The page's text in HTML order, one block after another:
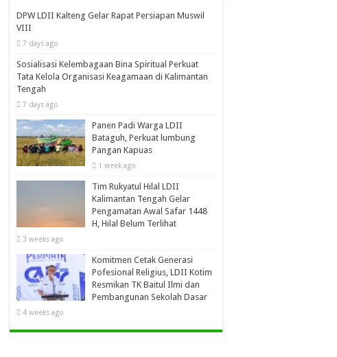
DPW LDII Kalteng Gelar Rapat Persiapan Muswil
VIII
7 days ago
Sosialisasi Kelembagaan Bina Spiritual Perkuat
Tata Kelola Organisasi Keagamaan di Kalimantan
Tengah
7 days ago
Panen Padi Warga LDII
Bataguh, Perkuat lumbung
Pangan Kapuas
1 week ago
Tim Rukyatul Hilal LDII
Kalimantan Tengah Gelar
Pengamatan Awal Safar 1448
H, Hilal Belum Terlihat
3 weeks ago
Komitmen Cetak Generasi
Pofesional Religius, LDII Kotim
Resmikan TK Baitul Ilmi dan
Pembangunan Sekolah Dasar
4 weeks ago